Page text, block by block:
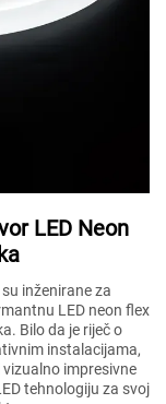
LED Neon
inženirane za
LED neon flex
Bilo da je riječ o
instalacijama,
impresivne
tehnologiju za svoj